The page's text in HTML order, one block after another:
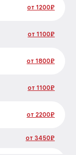
от 1200₽
от 1100₽
от 1800₽
от 1100₽
от 2200₽
от 3450₽